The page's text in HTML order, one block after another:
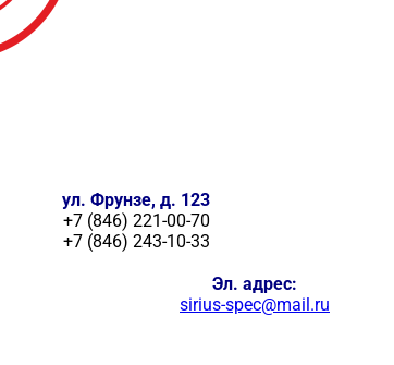
ул. Фрунзе, д. 123
+7 (846) 221-00-70
+7 (846) 243-10-33
Эл. адрес:
sirius-spec@mail.ru